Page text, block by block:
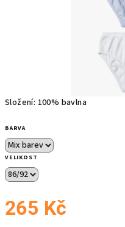
Složení: 100% bavlna
BARVA
VELIKOST
265 Kč